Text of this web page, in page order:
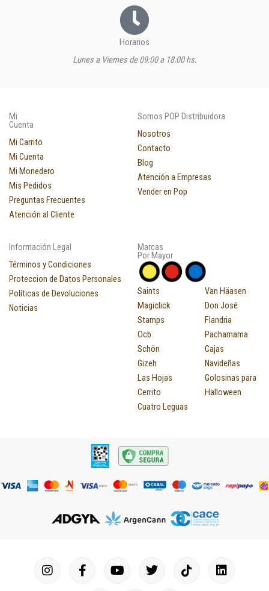
Horarios
Lunes a Viernes de 09:00 a 18:00 hs.
Mi
Cuenta
Mi Carrito
Mi Cuenta
Mi Monedero
Mis Pedidos
Preguntas Frecuentes
Atención al Cliente
Somos POP Distribuidora
Nosotros
Contacto
Blog
Atención a Empresas
Vender en Pop
Información Legal
Términos y Condiciones
Proteccion de Datos Personales
Políticas de Devoluciones
Noticias
Marcas
Por Mayor
Saints
Magiclick
Stamps
Ocb
Schön
Gizeh
Las Hojas
Cerrito
Cuatro Leguas
Van Häasen
Don José
Flandria
Pachamama
Cajas
Navideñas
Golosinas para
Halloween
I
n
F
a
Y
o
T
w
I
c
L
i